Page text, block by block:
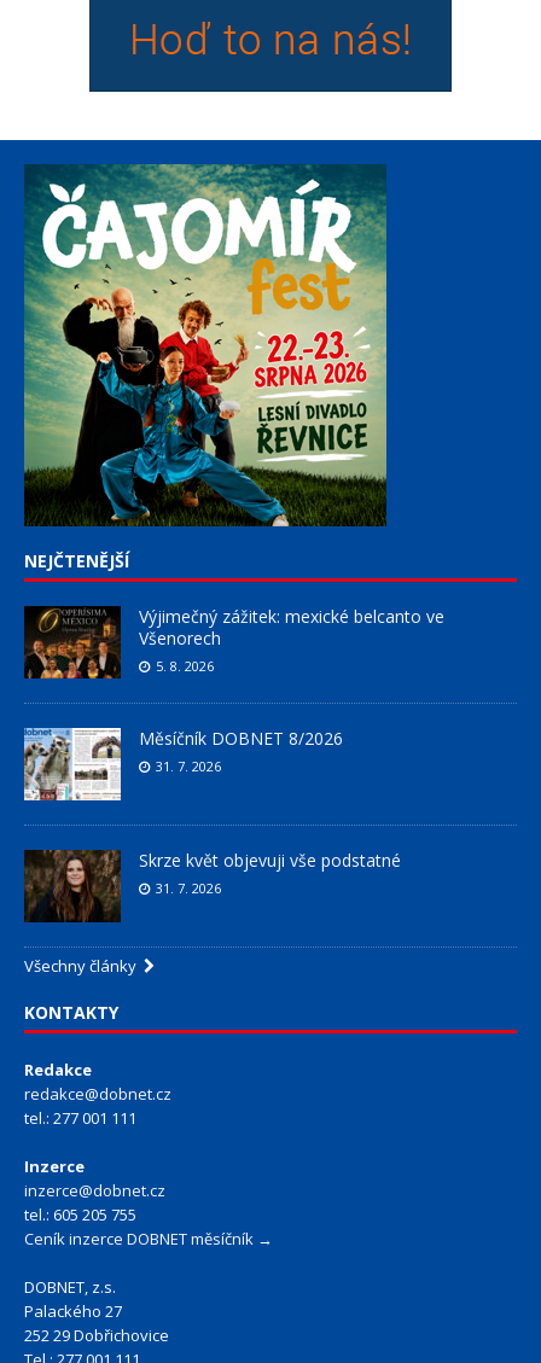
NEJČTENĚJŠÍ
Výjimečný zážitek: mexické belcanto ve
Všenorech
5. 8. 2026
Měsíčník DOBNET 8/2026
31. 7. 2026
Skrze květ objevuji vše podstatné
31. 7. 2026
Všechny články
KONTAKTY
Redakce
redakce@dobnet.cz
tel.: 277 001 111
Inzerce
inzerce@dobnet.cz
tel.: 605 205 755
Ceník inzerce DOBNET měsíčník →
DOBNET, z.s.
Palackého 27
252 29 Dobřichovice